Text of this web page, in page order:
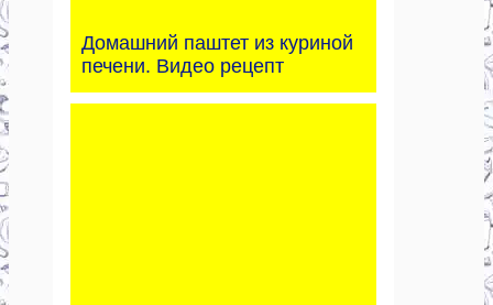
Домашний паштет из куриной
печени. Видео рецепт